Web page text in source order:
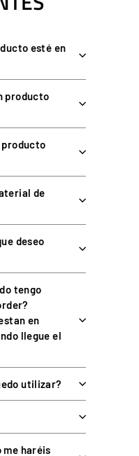
USB-C y sin drivers.
ni Xbox.
junto a
PC, y se integra con
Euro Truck Simulator 2,
incluida o atornillada
SOBRE LA PXN
o Xbox?
tipo?
esté en
producto
producto
de
deseo
tengo
en
llegue el
utilizar?
me haréis